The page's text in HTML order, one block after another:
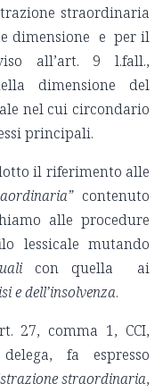
straordinaria
dimensione e per il
all’art. 9 l.fall.,
dimensione del
nel cui circondario
principali.
il riferimento alle
contenuto
alle procedure
lessicale mutando
con quella ai
e dell’insolvenza.
27, comma 1, CCI,
fa espresso
straordinaria,